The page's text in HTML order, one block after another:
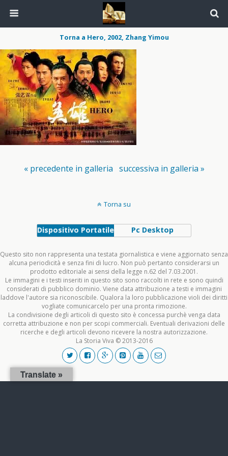
Torna a Hero, 2002, Zhang Yimou
« precedente in galleria successiva in galleria »
Torna su
Dispositivo Portatile Pc Desktop
Questo sito non rappresenta una testata giornalistica e viene aggiornato senza
alcuna periodicità e senza fini di lucro. Non può pertanto considerarsi un
prodotto editoriale ai sensi della legge n.62 del 7.03.2001.
Le immagini e i testi inseriti in questo sito sono raccolti in rete e sono quindi
considerati di pubblico dominio. Viene data attribuzione a testi e immagini
laddove l'autore sia riconoscibile. Qualora la loro pubblicazione violi dei diritti
vogliate comunicarcelo per una pronta rimozione.
La condivisione degli articoli di questo sito è concessa purchè venga data
corretta attribuzione e non per scopi commerciali. Eventuali derivazioni delle
ricerche e degli articoli devono ricevere la nostra autorizzazione.
La Storia Viva © 2013-2016
Translate »